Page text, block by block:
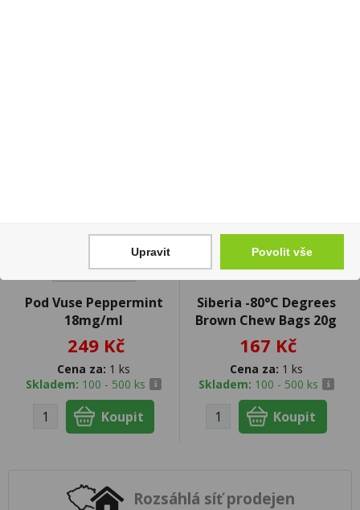
Pod Vuse Peppermint
18mg/ml
249 Kč
Cena za: 1 ks
Skladem: 100 - 500 ks
Siberia -80°C Degrees
Brown Chew Bags 20g
167 Kč
Cena za: 1 ks
Skladem: 100 - 500 ks
Rozsáhlá síť prodejen
Upravit Povolit vše